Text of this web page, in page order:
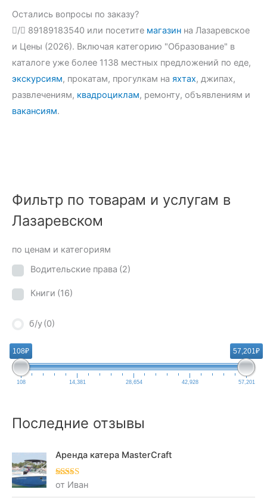
Фильтр по товарам и услугам в
Лазаревском
по ценам и категориям
Водительские права (2)
Книги (16)
б/у(0)
108₽ 57,201₽
108 14,381 28,654 42,928 57,201
Последние отзывы
Аренда катера MasterCraft
Оценка5
от Иван
Остались вопросы по заказу?
/
89189183540 или посетите магазин на Лазаревское
и Цены (2026). Включая категорию "Образование" в
каталоге уже более 1138 местных предложений по еде,
экскурсиям, прокатам, прогулкам на яхтах, джипах,
развлечениям, квадроциклам, ремонту, объявлениям и
вакансиям.